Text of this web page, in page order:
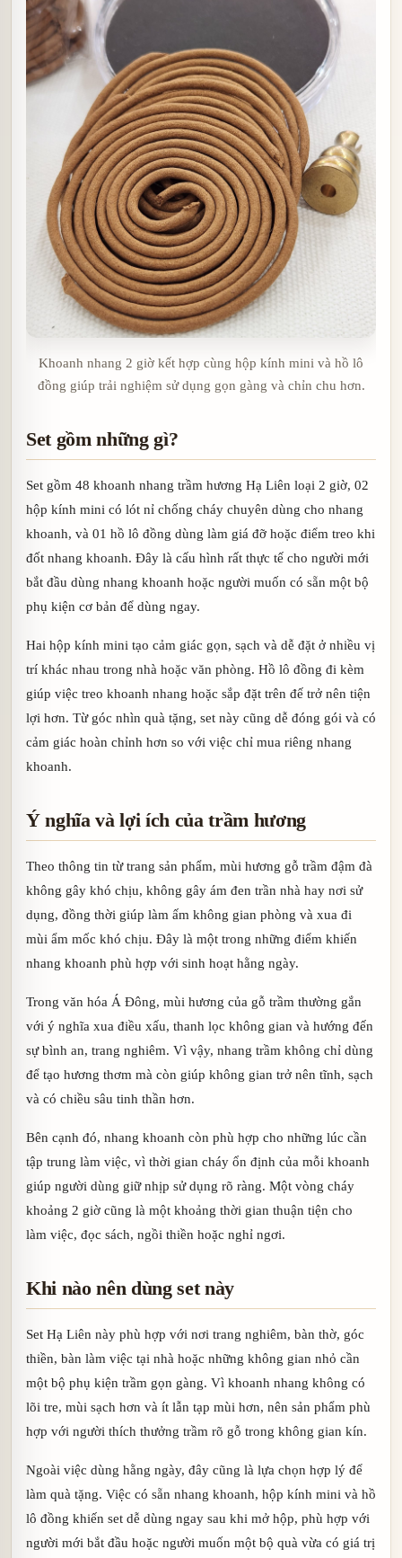
Khoanh nhang 2 giờ kết hợp cùng hộp kính mini và hồ lô
đồng giúp trải nghiệm sử dụng gọn gàng và chỉn chu hơn.
Set gồm những gì?
Set gồm 48 khoanh nhang trầm hương Hạ Liên loại 2 giờ, 02
hộp kính mini có lót nỉ chống cháy chuyên dùng cho nhang
khoanh, và 01 hồ lô đồng dùng làm giá đỡ hoặc điểm treo khi
đốt nhang khoanh. Đây là cấu hình rất thực tế cho người mới
bắt đầu dùng nhang khoanh hoặc người muốn có sẵn một bộ
phụ kiện cơ bản để dùng ngay.
Hai hộp kính mini tạo cảm giác gọn, sạch và dễ đặt ở nhiều vị
trí khác nhau trong nhà hoặc văn phòng. Hồ lô đồng đi kèm
giúp việc treo khoanh nhang hoặc sắp đặt trên đế trở nên tiện
lợi hơn. Từ góc nhìn quà tặng, set này cũng dễ đóng gói và có
cảm giác hoàn chỉnh hơn so với việc chỉ mua riêng nhang
khoanh.
Ý nghĩa và lợi ích của trầm hương
Theo thông tin từ trang sản phẩm, mùi hương gỗ trầm đậm đà
không gây khó chịu, không gây ám đen trần nhà hay nơi sử
dụng, đồng thời giúp làm ấm không gian phòng và xua đi
mùi ẩm mốc khó chịu. Đây là một trong những điểm khiến
nhang khoanh phù hợp với sinh hoạt hằng ngày.
Trong văn hóa Á Đông, mùi hương của gỗ trầm thường gắn
với ý nghĩa xua điều xấu, thanh lọc không gian và hướng đến
sự bình an, trang nghiêm. Vì vậy, nhang trầm không chỉ dùng
để tạo hương thơm mà còn giúp không gian trở nên tĩnh, sạch
và có chiều sâu tinh thần hơn.
Bên cạnh đó, nhang khoanh còn phù hợp cho những lúc cần
tập trung làm việc, vì thời gian cháy ổn định của mỗi khoanh
giúp người dùng giữ nhịp sử dụng rõ ràng. Một vòng cháy
khoảng 2 giờ cũng là một khoảng thời gian thuận tiện cho
làm việc, đọc sách, ngồi thiền hoặc nghỉ ngơi.
Khi nào nên dùng set này
Set Hạ Liên này phù hợp với nơi trang nghiêm, bàn thờ, góc
thiền, bàn làm việc tại nhà hoặc những không gian nhỏ cần
một bộ phụ kiện trầm gọn gàng. Vì khoanh nhang không có
lõi tre, mùi sạch hơn và ít lẫn tạp mùi hơn, nên sản phẩm phù
hợp với người thích thưởng trầm rõ gỗ trong không gian kín.
Ngoài việc dùng hằng ngày, đây cũng là lựa chọn hợp lý để
làm quà tặng. Việc có sẵn nhang khoanh, hộp kính mini và hồ
lô đồng khiến set dễ dùng ngay sau khi mở hộp, phù hợp với
người mới bắt đầu hoặc người muốn một bộ quà vừa có giá trị